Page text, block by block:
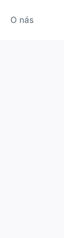
O nás